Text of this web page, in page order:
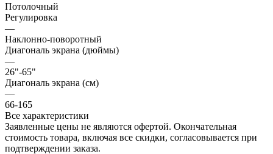
Потолочный
Регулировка
—
Наклонно-поворотный
Диагональ экрана (дюймы)
—
26"-65"
Диагональ экрана (см)
—
66-165
Все характеристики
Заявленные цены не являются офертой. Окончательная
стоимость товара, включая все скидки, согласовывается при
подтверждении заказа.